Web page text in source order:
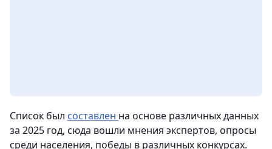
Список был составлен на основе различных данных
за 2025 год, сюда вошли мнения экспертов, опросы
среди населения, победы в различных конкурсах.